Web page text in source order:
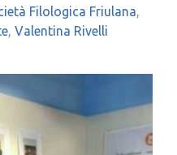
Filologica Friulana,
, Valentina Rivelli